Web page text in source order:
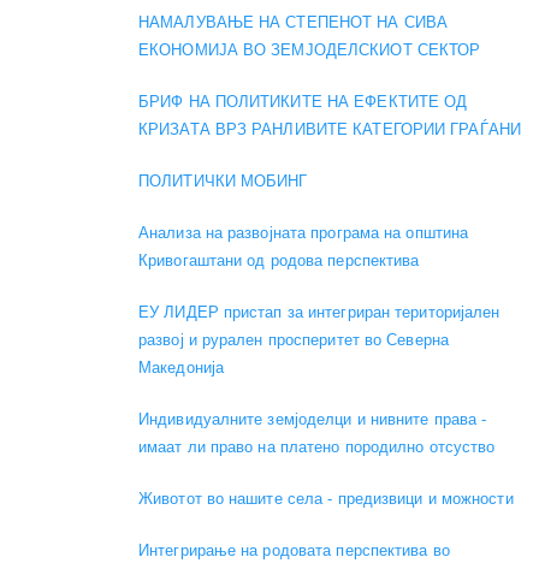
НАМАЛУВАЊЕ НА СТЕПЕНОТ НА СИВА
ЕКОНОМИЈА ВО ЗЕМЈОДЕЛСКИОТ СЕКТОР
БРИФ НА ПОЛИТИКИТЕ НА ЕФЕКТИТЕ ОД
КРИЗАТА ВРЗ РАНЛИВИТЕ КАТЕГОРИИ ГРАЃАНИ
ПОЛИТИЧКИ МОБИНГ
Анализа на развојната програма на општина
Кривогаштани од родова перспектива
ЕУ ЛИДЕР пристап за интегриран територијален
развој и рурален просперитет во Северна
Македонија
Индивидуалните земјоделци и нивните права -
имаат ли право на платено породилно отсуство
Животот во нашите села - предизвици и можности
Интегрирање на родовата перспектива во